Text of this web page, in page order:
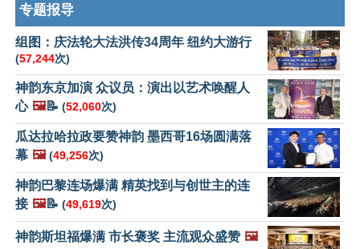
专题报导
组图：庆法轮大法洪传34周年 纽约大游行
(57,244次)
神韵东京加演 众议员：演出以艺术唤醒人
心 🖼️📝 (52,060次)
瓜达拉哈拉政要赞神韵 墨西哥16场圆满落
幕 🖼️ (49,256次)
神韵巴黎连场爆满 精英找到与创世主的连
接 🖼️📝 (49,619次)
神韵斯坦福爆满 市长褒奖 主流观众盛赞 🖼️